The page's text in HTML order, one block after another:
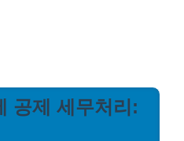
공제 세무처리: